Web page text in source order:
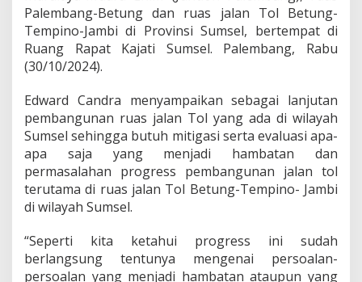
A
g
e
b
a
g
n
J
a
Palembang-Betung dan ruas jalan Tol Betung-
Tempino-Jambi di Provinsi Sumsel, bertempat di
Ruang Rapat Kajati Sumsel. Palembang, Rabu
(30/10/2024).
Edward Candra menyampaikan sebagai lanjutan
pembangunan ruas jalan Tol yang ada di wilayah
Sumsel sehingga butuh mitigasi serta evaluasi apa-
apa saja yang menjadi hambatan dan
permasalahan progress pembangunan jalan tol
terutama di ruas jalan Tol Betung-Tempino- Jambi
di wilayah Sumsel.
“Seperti kita ketahui progress ini sudah
berlangsung tentunya mengenai persoalan-
persoalan yang menjadi hambatan ataupun yang